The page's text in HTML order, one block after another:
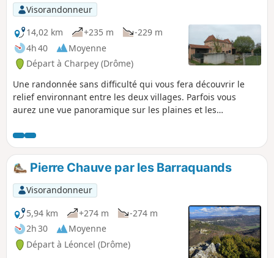
Visorandonneur
14,02 km
+235 m
-229 m
4h 40
Moyenne
Départ à Charpey (Drôme)
Une randonnée sans difficulté qui vous fera découvrir le
relief environnant entre les deux villages. Parfois vous
aurez une vue panoramique sur les plaines et les
routes bitumées, chemins assez larges, sentiers étroits avec
des passages en sous-bois, prairies, ainsi que le passage
par le terrain de Golf de Valence Saint-Didier. Vous
traverserez le village de Saint-Didier-de-Charpey et à la fin,
possibilité de monter jusqu'au sommet du village de
Charpey. Enfin vous cheminerez sur une partie du sentier
pédestres des Poilus de 1914-1918 entre les communes de
Saint-Vincent-la-Commanderie et de Charpey.
Pierre Chauve par les Barraquands
Visorandonneur
5,94 km
+274 m
-274 m
2h 30
Moyenne
Départ à Léoncel (Drôme)